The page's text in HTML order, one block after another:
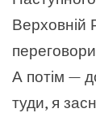
Верховній
А потім —
туди, я